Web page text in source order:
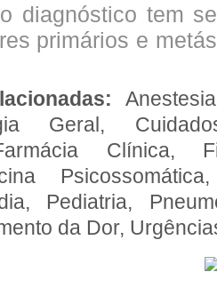
diagnóstico tem
primários e
Geral,
Clínica,
Pediatria,
da Dor,